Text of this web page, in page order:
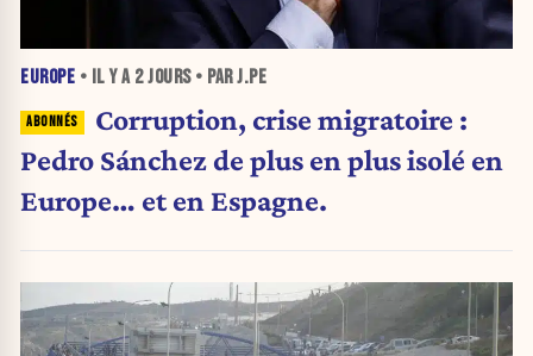
EUROPE • IL Y A 2 JOURS• PAR J.PE
Corruption, crise migratoire :
Pedro Sánchez de plus en plus isolé en
Europe… et en Espagne.